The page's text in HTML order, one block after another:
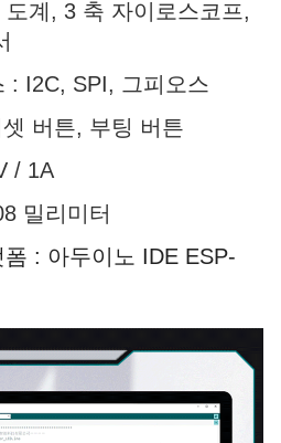
계, 3 축 자이로스코프,
: I2C, SPI, 그피오스
버튼, 부팅 버튼
/ 1A
밀리미터
: 아두이노 IDE ESP-